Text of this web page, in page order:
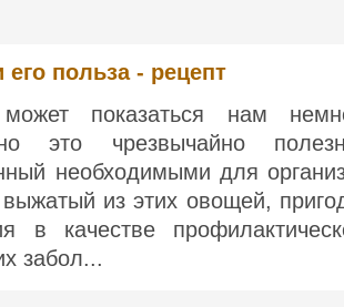
польза - рецепт
показаться нам
это чрезвычайно
необходимыми для
из этих овощей,
в качестве
забол...